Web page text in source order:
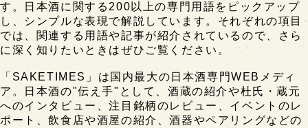
す。日本酒に関する200以上の専門用語をピックアップ
し、シンプルな表現で解説しています。それぞれの項目
では、関連する用語や記事が紹介されているので、さら
に深く知りたいときはぜひご覧ください。
「SAKETIMES」は国内最大の日本酒専門WEBメディ
ア。日本酒の"伝え手"として、酒蔵の紹介や杜氏・蔵元
へのインタビュー、注目銘柄のレビュー、イベントのレ
ポート、飲食店や酒屋の紹介、酒器やペアリングなどの